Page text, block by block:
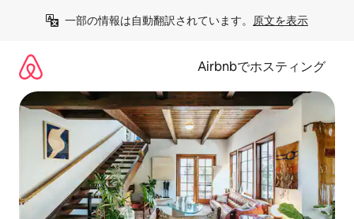
一部の情報は自動翻訳されています。 原文を表示
Airbnbでホスティング